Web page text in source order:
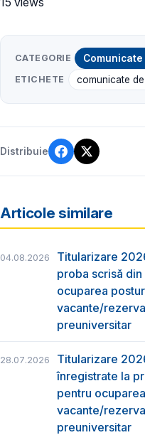
CATEGORIE
ETICHETE comunicate
Distribuie
Articole similare
04.08.2026
Titularizare
proba scrisă
ocuparea
vacante/
preuniversitar
28.07.2026
Titularizare
înregistrate la
pentru
vacante/
preuniversitar